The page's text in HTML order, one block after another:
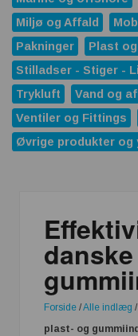
Miljø og Affald
Pakninger
Plast og
Stilladser - Stiger -
Trykluft
Vand og
Ventiler og Fittings
Øvrige produkter og
Forside /Alle indlæg /
plast- og